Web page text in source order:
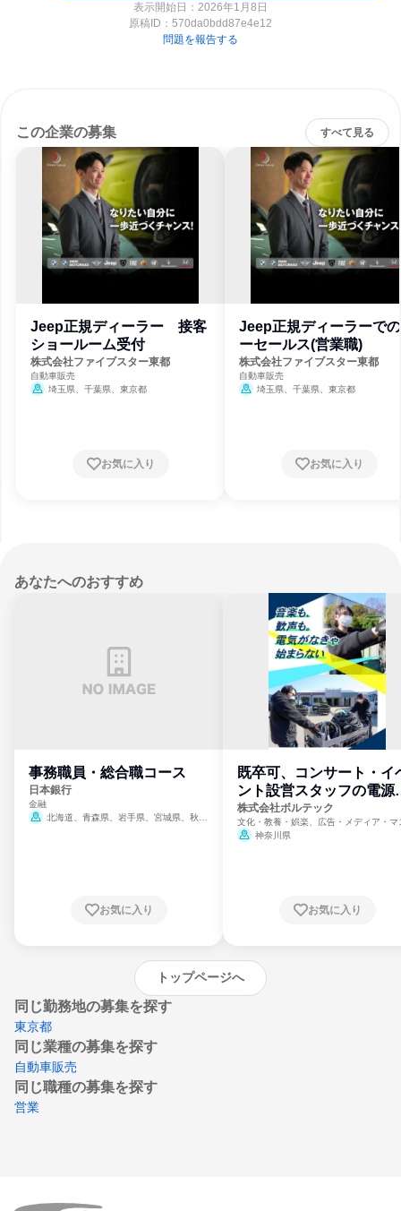
表示開始日：2026年1月8日
原稿ID： 570da0bdd87e4e12
問題を報告する
この企業の募集 すべて見る
Jeep正規ディーラー 接客
ショールーム受付
株式会社ファイブスター東都
自動車販売
埼玉県、千葉県、東京都
お気に入り
Jeep正規ディーラーで
ーセールス(営業職)
株式会社ファイブスター東都
自動車販売
埼玉県、千葉県、東京都
お気に入り
あなたへのおすすめ
事務職員・総合職コース
日本銀行
金融
北海道、青森県、岩手県、宮城県、秋田
崎県、熊本県、大分県、宮崎県、鹿児島県、
お気に入り
既卒可、コンサート・イ
ント設営スタッフの電源
門
株式会社ボルテック
文化・教養・娯楽、広告・メディア・マ
ミ、電力・ガス・水道・エネルギー
神奈川県
お気に入り
トップページへ
同じ勤務地の募集を探す
東京都
同じ業種の募集を探す
自動車販売
同じ職種の募集を探す
営業